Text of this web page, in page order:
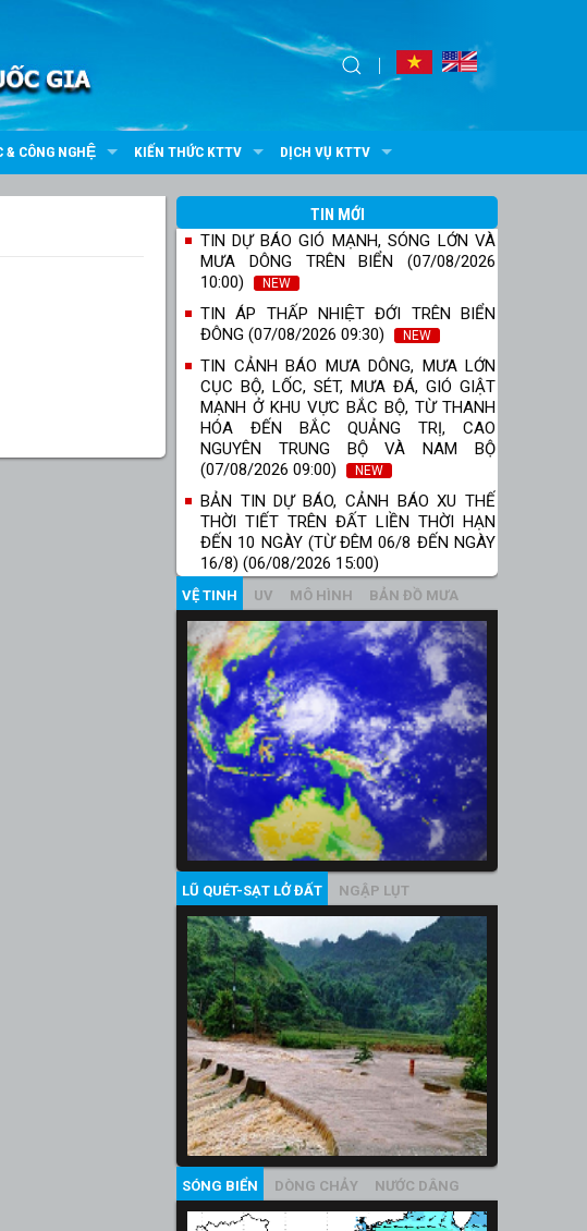
& CÔNG NGHỆ KIẾN THỨC KTTV DỊCH VỤ KTTV
TIN MỚI
TIN DỰ BÁO GIÓ MẠNH, SÓNG LỚN VÀ
MƯA DÔNG TRÊN BIỂN (07/08/2026
10:00)
NEW
TIN ÁP THẤP NHIỆT ĐỚI TRÊN BIỂN
ĐÔNG (07/08/2026 09:30)
NEW
TIN CẢNH BÁO MƯA DÔNG, MƯA LỚN
CỤC BỘ, LỐC, SÉT, MƯA ĐÁ, GIÓ GIẬT
MẠNH Ở KHU VỰC BẮC BỘ, TỪ THANH
HÓA ĐẾN BẮC QUẢNG TRỊ, CAO
NGUYÊN TRUNG BỘ VÀ NAM BỘ
(07/08/2026 09:00)
NEW
BẢN TIN DỰ BÁO, CẢNH BÁO XU THẾ
THỜI TIẾT TRÊN ĐẤT LIỀN THỜI HẠN
ĐẾN 10 NGÀY (TỪ ĐÊM 06/8 ĐẾN NGÀY
16/8) (06/08/2026 15:00)
VỆ TINH UV MÔ HÌNH BẢN ĐỒ MƯA
LŨ QUÉT-SẠT LỞ ĐẤT NGẬP LỤT
SÓNG BIỂN DÒNG CHẢY NƯỚC DÂNG